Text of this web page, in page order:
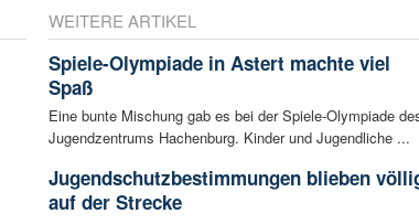
WEITERE ARTIKEL
Spiele-Olympiade in Astert machte viel
Spaß
Eine bunte Mischung gab es bei der Spiele-Olympiade
Jugendzentrums Hachenburg. Kinder und Jugendliche ...
Jugendschutzbestimmungen blieben
auf der Strecke